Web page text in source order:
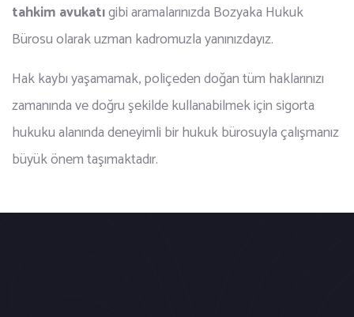
tahkim avukatıgibi aramalarınızda Bozyaka Hukuk
Bürosu olarak uzman kadromuzla yanınızdayız.
Hak kaybı yaşamamak, poliçeden doğan tüm haklarınızı
zamanında ve doğru şekilde kullanabilmek için sigorta
hukuku alanında deneyimli bir hukuk bürosuyla çalışmanız
büyük önem taşımaktadır.